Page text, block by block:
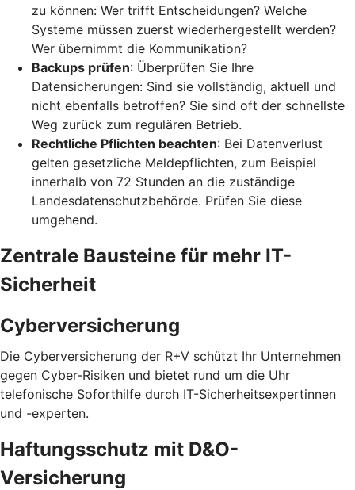
zu können: Wer trifft Entscheidungen? Welche
Systeme müssen zuerst wiederhergestellt werden?
Wer übernimmt die Kommunikation?
Backups prüfen: Überprüfen Sie Ihre
Datensicherungen: Sind sie vollständig, aktuell und
nicht ebenfalls betroffen? Sie sind oft der schnellste
Weg zurück zum regulären Betrieb.
Rechtliche Pflichten beachten: Bei Datenverlust
gelten gesetzliche Meldepflichten, zum Beispiel
innerhalb von 72 Stunden an die zuständige
Landesdatenschutzbehörde. Prüfen Sie diese
umgehend.
Zentrale Bausteine für mehr IT-
Sicherheit
Cyberversicherung
Die Cyberversicherung der R+V schützt Ihr Unternehmen
gegen Cyber-Risiken und bietet rund um die Uhr
telefonische Soforthilfe durch IT-Sicherheitsexpertinnen
und -experten.
Haftungsschutz mit D&O-
Versicherung